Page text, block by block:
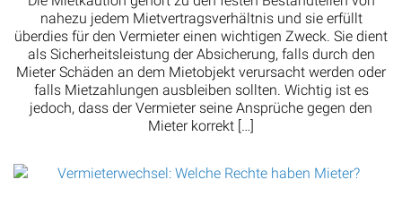
nahezu jedem Mietvertragsverhältnis und sie erfüllt
überdies für den Vermieter einen wichtigen Zweck. Sie dient
als Sicherheitsleistung der Absicherung, falls durch den
Mieter Schäden an dem Mietobjekt verursacht werden oder
falls Mietzahlungen ausbleiben sollten. Wichtig ist es
jedoch, dass der Vermieter seine Ansprüche gegen den
Mieter korrekt […]